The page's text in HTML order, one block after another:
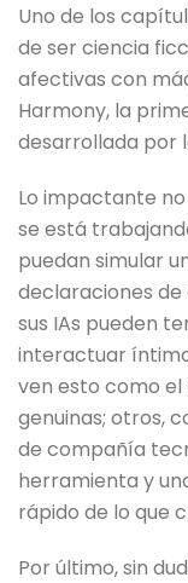
Uno de los
de ser ciencia
afectivas con
Harmony, la
desarrollada por
Lo impactante
se está
puedan simular
declaraciones
sus IAs pueden
interactuar
ven esto como el
genuinas; otros,
de compañía
herramienta y
rápido de lo que
Por último, sin